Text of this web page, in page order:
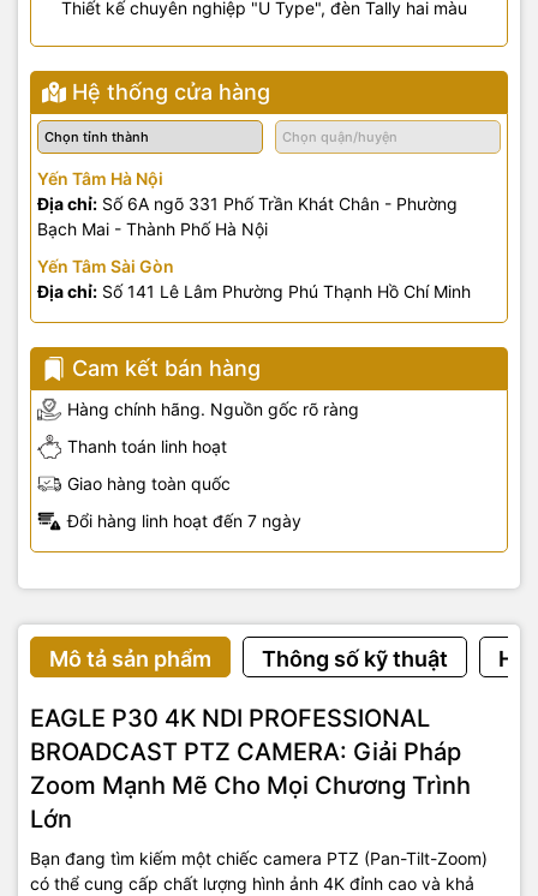
Thiết kế chuyên nghiệp "U Type", đèn Tally hai màu
Hệ thống cửa hàng
Yến Tâm Hà Nội
Địa chỉ: Số 6A ngõ 331 Phố Trần Khát Chân - Phường
Bạch Mai - Thành Phố Hà Nội
Yến Tâm Sài Gòn
Địa chỉ: Số 141 Lê Lâm Phường Phú Thạnh Hồ Chí Minh
Cam kết bán hàng
Hàng chính hãng. Nguồn gốc rõ ràng
Thanh toán linh hoạt
Giao hàng toàn quốc
Đổi hàng linh hoạt đến 7 ngày
Mô tả sản phẩm Thông số kỹ thuật
EAGLE P30 4K NDI PROFESSIONAL
BROADCAST PTZ CAMERA: Giải Pháp
Zoom Mạnh Mẽ Cho Mọi Chương Trình
Lớn
Bạn đang tìm kiếm một chiếc camera PTZ (Pan-Tilt-Zoom)
có thể cung cấp chất lượng hình ảnh 4K đỉnh cao và khả